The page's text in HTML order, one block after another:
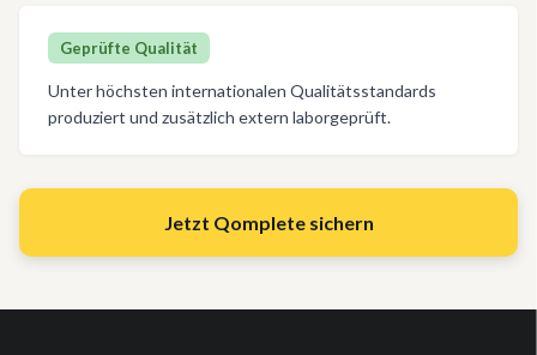
Geprüfte Qualität
Unter höchsten internationalen Qualitätsstandards
produziert und zusätzlich extern laborgeprüft.
Jetzt Qomplete sichern